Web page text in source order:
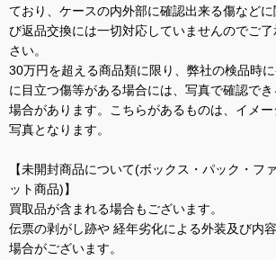
ており、ケースの内外部に確認出来る傷など
び返品交換には一切対応していませんのでご
さい。
30万円を超える商品類に限り、弊社の検品時
に目立つ傷等がある場合には、写真で確認で
場合があります。こちらがあるものは、イメ
写真となります。
【未開封商品について(ボックス・パック・フ
ット商品)】
買取品が含まれる場合もございます。
伝票の剥がし跡や 経年劣化による外装及び内
場合がございます。